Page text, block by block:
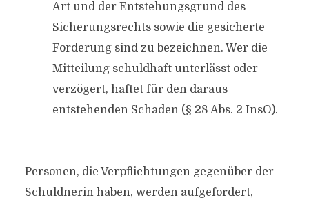
Art und der Entstehungsgrund des
Sicherungsrechts sowie die gesicherte
Forderung sind zu bezeichnen. Wer die
Mitteilung schuldhaft unterlässt oder
verzögert, haftet für den daraus
entstehenden Schaden (§ 28 Abs. 2 InsO).
Personen, die Verpflichtungen gegenüber der
Schuldnerin haben, werden aufgefordert,